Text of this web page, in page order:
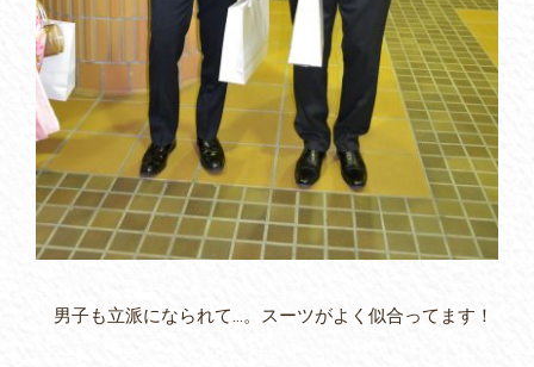
男子も立派になられて…。スーツがよく似合ってます！